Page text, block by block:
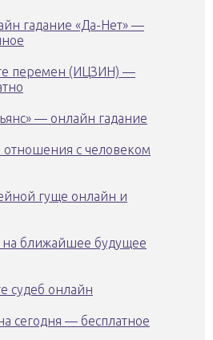
гадание «Да-Нет» —
перемен (ИЦЗИН) —
— онлайн гадание
отношения с человеком
гуще онлайн и
на ближайшее будущее
судеб онлайн
сегодня — бесплатное